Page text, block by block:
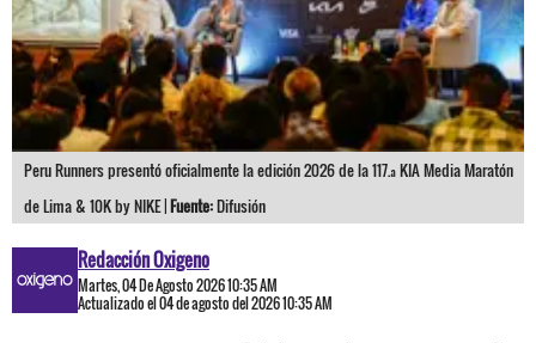
Peru Runners presentó oficialmente la edición 2026 de la 117.ª KIA Media Maratón
de Lima & 10K by NIKE |Fuente:Difusión
Redacción Oxigeno
Martes, 04 De Agosto 2026 10:35 AM
Actualizado el 04 de agosto del 2026 10:35 AM